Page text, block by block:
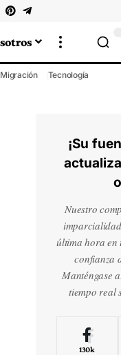
Migración Tecnología
¡Su
Nuestro
última hora en
confianza
Manténgase
tiempo real
130k